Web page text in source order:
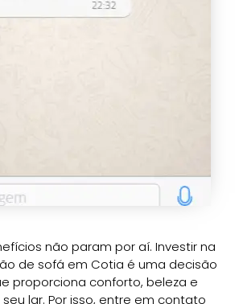
não param por aí. Investir na
de sofá em Cotia é uma decisão
proporciona conforto, beleza e
lar. Por isso, entre em contato